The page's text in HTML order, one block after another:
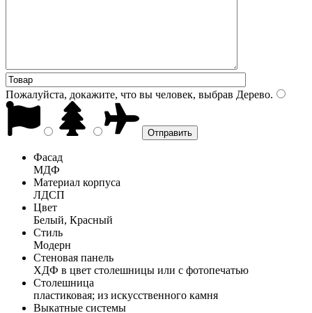
Пожалуйста, докажите, что вы человек, выбрав Дерево.
Фасад
МДФ
Материал корпуса
ЛДСП
Цвет
Белый, Красный
Стиль
Модерн
Стеновая панель
ХДФ в цвет столешницы или с фотопечатью
Столешница
пластиковая; из искусственного камня
Выкатные системы